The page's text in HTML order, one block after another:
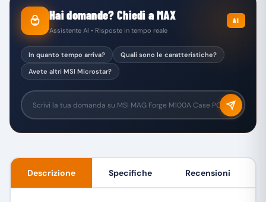
Hai domande? Chiedi a MAX
Assistente AI • Risposte in tempo reale
AI
In quanto tempo arriva?
Quali sono le caratteristiche?
Avete altri MSI Microstar?
Descrizione Specifiche Recensioni